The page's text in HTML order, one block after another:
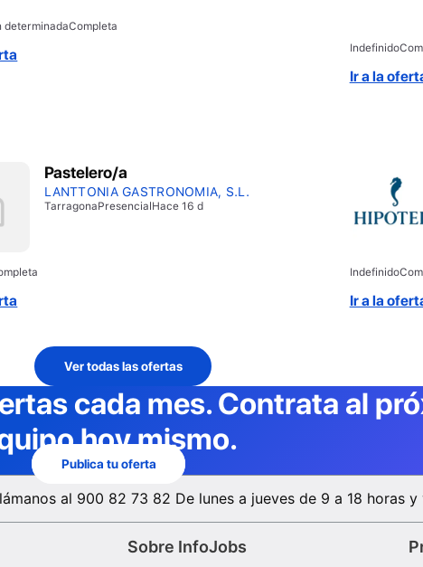
determinadaCompleta
Indefinido
Ir a la
Pastelero/a
LANTTONIA GASTRONOMIA, S.L.
TarragonaPresencialHace 16 d
Indefinido
Ir a la
Ver todas las ofertas
cada mes. Contrata al
hoy mismo.
Publica tu oferta
al 900 82 73 82 De lunes a jueves de 9 a 18 horas
Sobre InfoJobs